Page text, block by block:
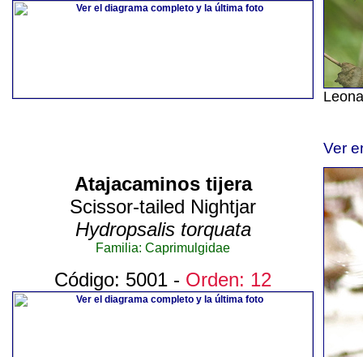
Ver
Atajacaminos tijera
Scissor-tailed Nightjar
Hydropsalis torquata
Familia: Caprimulgidae
Código: 5001 - Orden: 12